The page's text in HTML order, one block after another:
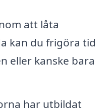
att låta
kan du frigöra tid
eller kanske bara
har utbildat